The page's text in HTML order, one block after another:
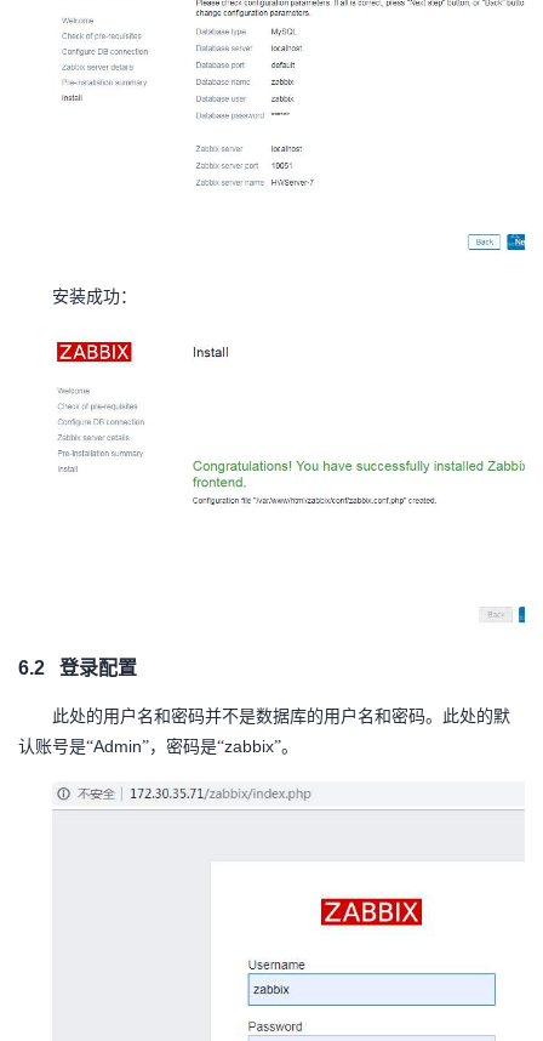
安装成功：
6.2 登录配置
此处的用户名和密码并不是数据库的用户名和密码。此处的默
认账号是“Admin”，密码是“zabbix”。